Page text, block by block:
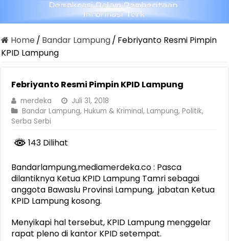
Home / Bandar Lampung/ Febriyanto Resmi Pimpin
KPID Lampung
Febriyanto Resmi Pimpin KPID Lampung
merdeka
Juli 31, 2018
Bandar Lampung,Hukum & Kriminal,Lampung,Politik,
Serba Serbi
143 Dilihat
Bandarlampung,mediamerdeka.co : Pasca
dilantiknya Ketua KPID Lampung Tamri sebagai
anggota Bawaslu Provinsi Lampung, jabatan Ketua
KPID Lampung kosong.
Menyikapi hal tersebut, KPID Lampung menggelar
rapat pleno di kantor KPID setempat.